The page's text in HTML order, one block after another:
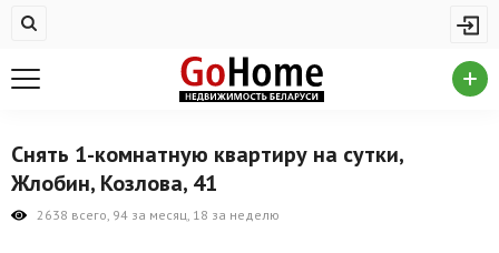
Купить квартиру
На сутки
Новостройки
Снять 1-комнатную квартиру на сутки,
Жлобин, Козлова, 41
2638 всего, 94 за месяц, 18 за неделю